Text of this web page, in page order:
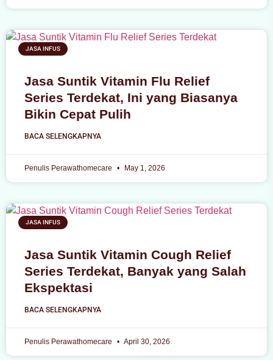
JASA INFUS
Jasa Suntik Vitamin Flu Relief
Series Terdekat, Ini yang Biasanya
Bikin Cepat Pulih
BACA SELENGKAPNYA
Penulis Perawathomecare May 1, 2026
JASA INFUS
Jasa Suntik Vitamin Cough Relief
Series Terdekat, Banyak yang Salah
Ekspektasi
BACA SELENGKAPNYA
Penulis Perawathomecare April 30, 2026